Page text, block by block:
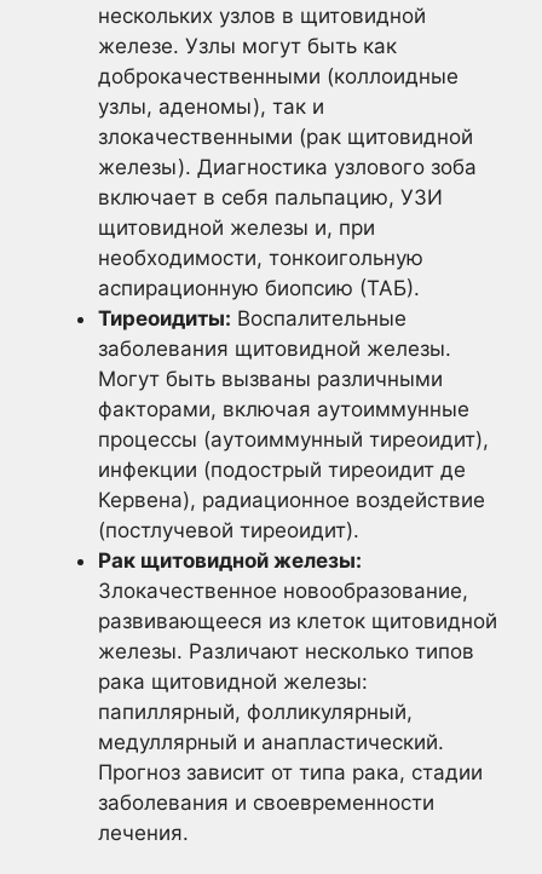
нескольких узлов в щитовидной
железе. Узлы могут быть как
доброкачественными (коллоидные
узлы, аденомы), так и
злокачественными (рак щитовидной
железы). Диагностика узлового зоба
включает в себя пальпацию, УЗИ
щитовидной железы и, при
необходимости, тонкоигольную
аспирационную биопсию (ТАБ).
Тиреоидиты: Воспалительные
заболевания щитовидной железы.
Могут быть вызваны различными
факторами, включая аутоиммунные
процессы (аутоиммунный тиреоидит),
инфекции (подострый тиреоидит де
Кервена), радиационное воздействие
(постлучевой тиреоидит).
Рак щитовидной железы:
Злокачественное новообразование,
развивающееся из клеток щитовидной
железы. Различают несколько типов
рака щитовидной железы:
папиллярный, фолликулярный,
медуллярный и анапластический.
Прогноз зависит от типа рака, стадии
заболевания и своевременности
лечения.